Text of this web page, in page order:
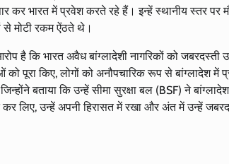
कर भारत में प्रवेश करते रहे हैं। इन्हें स्थानीय स्तर पर
मोटी रकम ऐंठते थे।
है कि भारत अवैध बांग्लादेशी नागरिकों को
पूरा किए, लोगों को अनौपचारिक रूप से बांग्लादेश में
बताया कि उन्हें सीमा सुरक्षा बल (BSF) ने
लिए, उन्हें अपनी हिरासत में रखा और अंत में उन्हें